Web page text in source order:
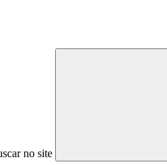
no site